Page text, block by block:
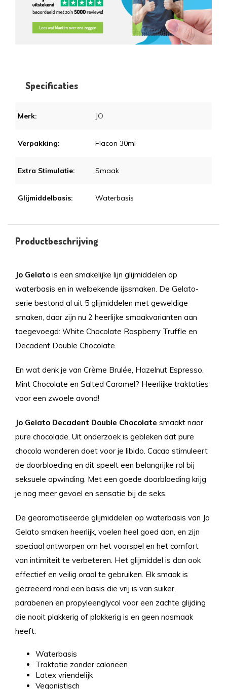
Specificaties
Merk: JO
Verpakking: Flacon 30ml
Extra Stimulatie: Smaak
Glijmiddelbasis: Waterbasis
Productbeschrijving
Jo Gelato is een smakelijke lijn glijmiddelen op
waterbasis en in welbekende ijssmaken. De Gelato-
serie bestond al uit 5 glijmiddelen met geweldige
smaken, daar zijn nu 2 heerlijke smaakvarianten aan
toegevoegd: White Chocolate Raspberry Truffle en
Decadent Double Chocolate.
En wat denk je van Crème Brulée, Hazelnut Espresso,
Mint Chocolate en Salted Caramel? Heerlijke traktaties
voor een zwoele avond!
Jo Gelato Decadent Double Chocolate smaakt naar
pure chocolade. Uit onderzoek is gebleken dat pure
chocola wonderen doet voor je libido. Cacao stimuleert
de doorbloeding en dit speelt een belangrijke rol bij
seksuele opwinding. Met een goede doorbloeding krijg
je nog meer gevoel en sensatie bij de seks.
De gearomatiseerde glijmiddelen op waterbasis van Jo
Gelato smaken heerlijk, voelen heel goed aan, en zijn
speciaal ontworpen om het voorspel en het comfort
van intimiteit te verbeteren. Het glijmiddel is dan ook
effectief en veilig oraal te gebruiken. Elk smaak is
gecreëerd rond een basis die vrij is van suiker,
parabenen en propyleenglycol voor een zachte glijding
die nooit plakkerig of plakkerig is en geen nasmaak
heeft.
Waterbasis
Traktatie zonder calorieën
Latex vriendelijk
Veganistisch